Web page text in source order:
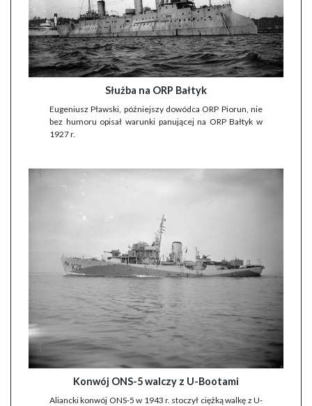
Służba na ORP Bałtyk
Eugeniusz Pławski, późniejszy dowódca ORP Piorun, nie
bez humoru opisał warunki panującej na ORP Bałtyk w
1927 r.
Konwój ONS-5 walczy z U-Bootami
Aliancki konwój ONS-5 w 1943 r. stoczył ciężką walkę z U-